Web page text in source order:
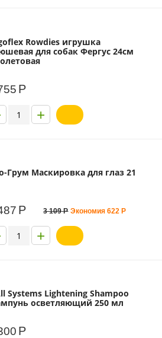
Rowdies игрушка
для собак Фергус 24см
Р
+
Грум Маскировка для глаз 21
Р 3 109 Р Экономия622 Р
+
Systems Lightening Shampoo
осветляющий 250 мл
Р